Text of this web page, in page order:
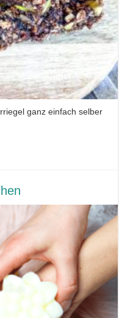
ganz einfach selber